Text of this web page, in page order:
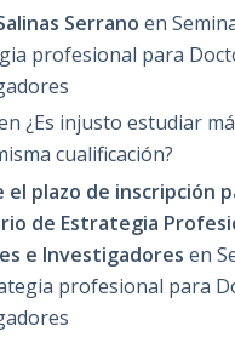
Serrano en
profesional para
¿Es injusto estudiar
cualificación?
el plazo de inscripción
de Estrategia
e Investigadores en
profesional para